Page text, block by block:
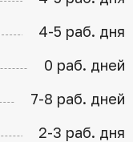
4-5 раб. дня
0 раб. дней
7-8 раб. дней
2-3 раб. дня